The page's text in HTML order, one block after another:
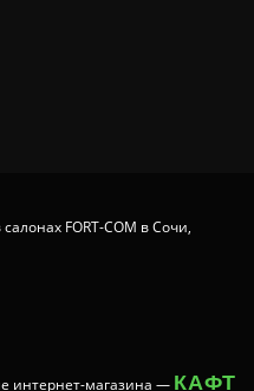
FORT-COM в Сочи,
интернет-магазина — КАФТ